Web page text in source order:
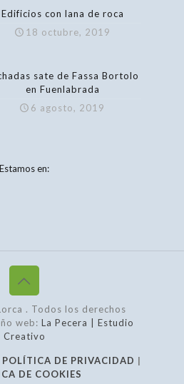
Edificios con lana de roca
18 octubre, 2019
sate de Fassa Bortolo
en Fuenlabrada
6 agosto, 2019
Estamos en:
. Todos los derechos
web: La Pecera | Estudio
Creativo
POLÍTICA DE PRIVACIDAD |
DE COOKIES